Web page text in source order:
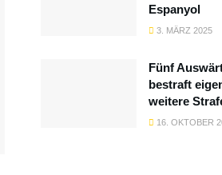
Espanyol
3. MÄRZ 2025
Fünf
bestraft
weitere
16. OKTOBER